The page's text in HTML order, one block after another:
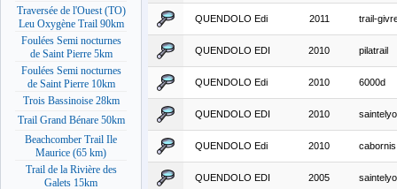
Traversée de l'Ouest (TO)
Leu Oxygène Trail 90km
Foulées Semi nocturnes
de Saint Pierre 5km
Foulées Semi nocturnes
de Saint Pierre 10km
Trois Bassinoise 28km
Trail Grand Bénare 50km
Beachcomber Trail Ile
Maurice (65 km)
Trail de la Rivière des
Galets 15km
QUENDOLO Edi 2011 trail-
QUENDOLO EDI 2010 pilatrail
QUENDOLO Edi 2010 6000d
QUENDOLO EDI 2010
QUENDOLO Edi 2010 cabornis
QUENDOLO EDI 2005